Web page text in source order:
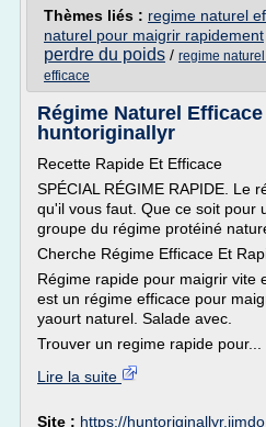
Thèmes liés : regime naturel
naturel pour maigrir rapidement
perdre du poids / regime
efficace
Régime Naturel
huntoriginallyr
Recette Rapide Et Efficace
SPÉCIAL RÉGIME RAPIDE. Le
qu'il vous faut. Que ce soit pour
groupe du régime protéiné
Cherche Régime Efficace Et
Régime rapide pour maigrir vite
est un régime efficace pour
yaourt naturel. Salade avec.
Trouver un regime rapide pour...
Lire la suite
Site : https://